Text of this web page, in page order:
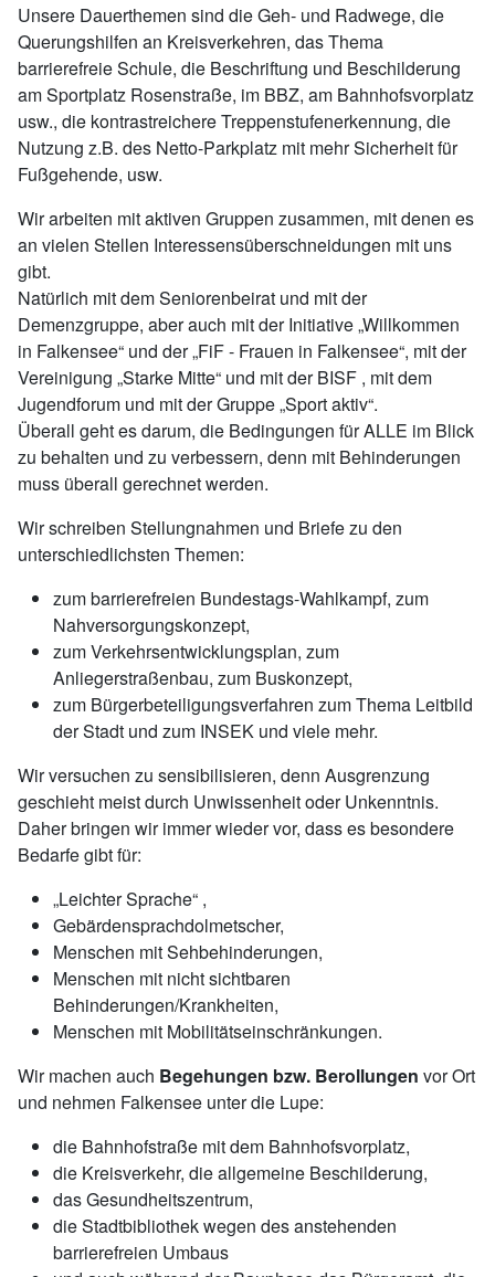
Unsere Dauerthemen sind die Geh- und Radwege, die
Querungshilfen an Kreisverkehren, das Thema
barrierefreie Schule, die Beschriftung und Beschilderung
am Sportplatz Rosenstraße, im BBZ, am Bahnhofsvorplatz
usw., die kontrastreichere Treppenstufenerkennung, die
Nutzung z.B. des Netto-Parkplatz mit mehr Sicherheit für
Fußgehende, usw.
Wir arbeiten mit aktiven Gruppen zusammen, mit denen es
an vielen Stellen Interessensüberschneidungen mit uns
gibt.
Natürlich mit dem Seniorenbeirat und mit der
Demenzgruppe, aber auch mit der Initiative „Willkommen
in Falkensee“ und der „FiF - Frauen in Falkensee“, mit der
Vereinigung „Starke Mitte“ und mit der BISF , mit dem
Jugendforum und mit der Gruppe „Sport aktiv“.
Überall geht es darum, die Bedingungen für ALLE im Blick
zu behalten und zu verbessern, denn mit Behinderungen
muss überall gerechnet werden.
Wir schreiben Stellungnahmen und Briefe zu den
unterschiedlichsten Themen:
zum barrierefreien Bundestags-Wahlkampf, zum
Nahversorgungskonzept,
zum Verkehrsentwicklungsplan, zum
Anliegerstraßenbau, zum Buskonzept,
zum Bürgerbeteiligungsverfahren zum Thema Leitbild
der Stadt und zum INSEK und viele mehr.
Wir versuchen zu sensibilisieren, denn Ausgrenzung
geschieht meist durch Unwissenheit oder Unkenntnis.
Daher bringen wir immer wieder vor, dass es besondere
Bedarfe gibt für:
„Leichter Sprache“ ,
Gebärdensprachdolmetscher,
Menschen mit Sehbehinderungen,
Menschen mit nicht sichtbaren
Behinderungen/Krankheiten,
Menschen mit Mobilitätseinschränkungen.
Wir machen auch Begehungen bzw. Berollungen vor Ort
und nehmen Falkensee unter die Lupe:
die Bahnhofstraße mit dem Bahnhofsvorplatz,
die Kreisverkehr, die allgemeine Beschilderung,
das Gesundheitszentrum,
die Stadtbibliothek wegen des anstehenden
barrierefreien Umbaus